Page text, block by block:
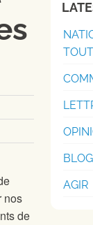
nos
de
BLOG
AGIR